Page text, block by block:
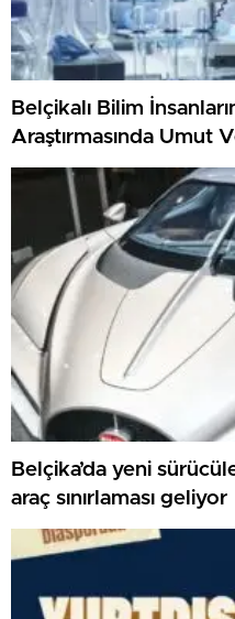
Belçikalı Bilim
Araştırmasında Umut
Belçika’da yeni
araç sınırlaması geliyor